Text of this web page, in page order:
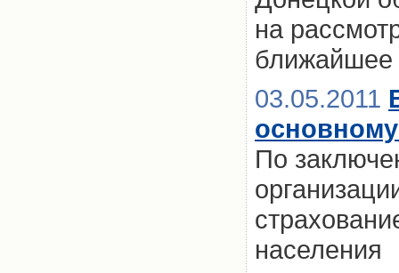
на
ближайшее
03.05.2011
По
населения